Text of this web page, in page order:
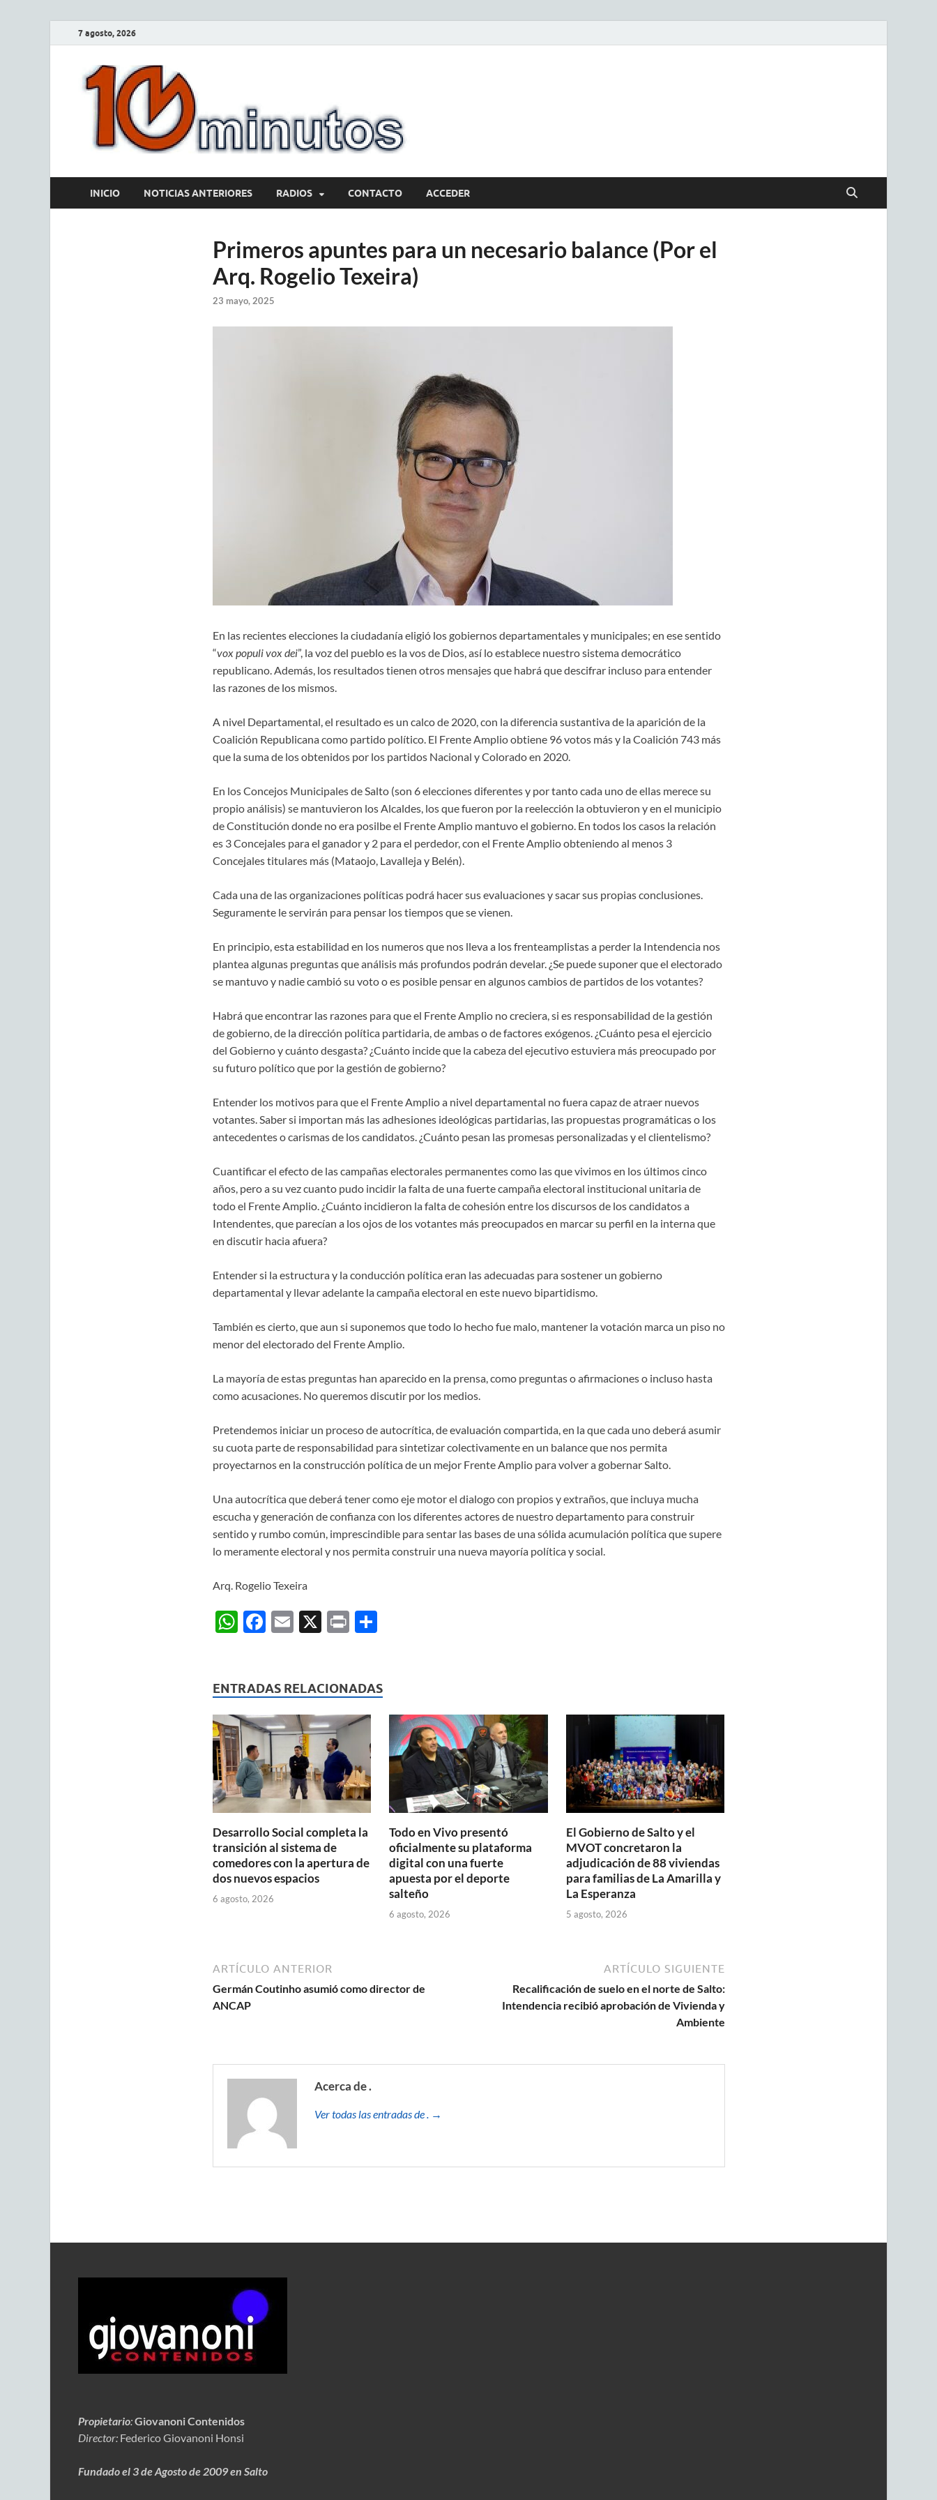
7 agosto, 2026
INICIO NOTICIAS ANTERIORES RADIOS CONTACTO ACCEDER
Primeros apuntes para un necesario balance (Por el
Arq. Rogelio Texeira)
23 mayo, 2025
En las recientes elecciones la ciudadanía eligió los gobiernos departamentales y municipales; en ese sentido
“vox populi vox dei”, la voz del pueblo es la vos de Dios, así lo establece nuestro sistema democrático
republicano. Además, los resultados tienen otros mensajes que habrá que descifrar incluso para entender
las razones de los mismos.
A nivel Departamental, el resultado es un calco de 2020, con la diferencia sustantiva de la aparición de la
Coalición Republicana como partido político. El Frente Amplio obtiene 96 votos más y la Coalición 743 más
que la suma de los obtenidos por los partidos Nacional y Colorado en 2020.
En los Concejos Municipales de Salto (son 6 elecciones diferentes y por tanto cada uno de ellas merece su
propio análisis) se mantuvieron los Alcaldes, los que fueron por la reelección la obtuvieron y en el municipio
de Constitución donde no era posilbe el Frente Amplio mantuvo el gobierno. En todos los casos la relación
es 3 Concejales para el ganador y 2 para el perdedor, con el Frente Amplio obteniendo al menos 3
Concejales titulares más (Mataojo, Lavalleja y Belén).
Cada una de las organizaciones políticas podrá hacer sus evaluaciones y sacar sus propias conclusiones.
Seguramente le servirán para pensar los tiempos que se vienen.
En principio, esta estabilidad en los numeros que nos lleva a los frenteamplistas a perder la Intendencia nos
plantea algunas preguntas que análisis más profundos podrán develar. ¿Se puede suponer que el electorado
se mantuvo y nadie cambió su voto o es posible pensar en algunos cambios de partidos de los votantes?
Habrá que encontrar las razones para que el Frente Amplio no creciera, si es responsabilidad de la gestión
de gobierno, de la dirección política partidaria, de ambas o de factores exógenos. ¿Cuánto pesa el ejercicio
del Gobierno y cuánto desgasta? ¿Cuánto incide que la cabeza del ejecutivo estuviera más preocupado por
su futuro político que por la gestión de gobierno?
Entender los motivos para que el Frente Amplio a nivel departamental no fuera capaz de atraer nuevos
votantes. Saber si importan más las adhesiones ideológicas partidarias, las propuestas programáticas o los
antecedentes o carismas de los candidatos. ¿Cuánto pesan las promesas personalizadas y el clientelismo?
Cuantificar el efecto de las campañas electorales permanentes como las que vivimos en los últimos cinco
años, pero a su vez cuanto pudo incidir la falta de una fuerte campaña electoral institucional unitaria de
todo el Frente Amplio. ¿Cuánto incidieron la falta de cohesión entre los discursos de los candidatos a
Intendentes, que parecían a los ojos de los votantes más preocupados en marcar su perfil en la interna que
en discutir hacia afuera?
Entender si la estructura y la conducción política eran las adecuadas para sostener un gobierno
departamental y llevar adelante la campaña electoral en este nuevo bipartidismo.
También es cierto, que aun si suponemos que todo lo hecho fue malo, mantener la votación marca un piso no
menor del electorado del Frente Amplio.
La mayoría de estas preguntas han aparecido en la prensa, como preguntas o afirmaciones o incluso hasta
como acusaciones. No queremos discutir por los medios.
Pretendemos iniciar un proceso de autocrítica, de evaluación compartida, en la que cada uno deberá asumir
su cuota parte de responsabilidad para sintetizar colectivamente en un balance que nos permita
proyectarnos en la construcción política de un mejor Frente Amplio para volver a gobernar Salto.
Una autocrítica que deberá tener como eje motor el dialogo con propios y extraños, que incluya mucha
escucha y generación de confianza con los diferentes actores de nuestro departamento para construir
sentido y rumbo común, imprescindible para sentar las bases de una sólida acumulación política que supere
lo meramente electoral y nos permita construir una nueva mayoría política y social.
Arq. Rogelio Texeira
W
s
A
p
p
F
b
o
o
k
E X P C
p
ar
ti
ENTRADAS RELACIONADAS
Desarrollo Social completa la
transición al sistema de
comedores con la apertura de
dos nuevos espacios
6 agosto, 2026
Todo en Vivo presentó
oficialmente su plataforma
digital con una fuerte
apuesta por el deporte
salteño
6 agosto, 2026
El Gobierno de Salto y el
MVOT concretaron la
adjudicación de 88 viviendas
para familias de La Amarilla y
La Esperanza
5 agosto, 2026
ARTÍCULO ANTERIOR
Germán Coutinho asumió como director de
ANCAP
ARTÍCULO SIGUIENTE
Recalificación de suelo en el norte de Salto:
Intendencia recibió aprobación de Vivienda y
Ambiente
Acerca de .
Ver todas las entradas de . →
Propietario:Giovanoni Contenidos
Director: Federico Giovanoni Honsi
Fundado el 3 de Agosto de 2009 en Salto